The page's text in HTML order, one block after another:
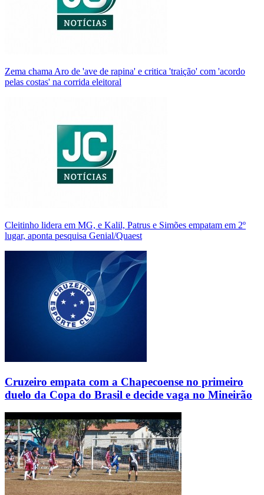
Zema chama Aro de 'ave de rapina' e critica 'traição' com 'acordo
pelas costas' na corrida eleitoral
Cleitinho lidera em MG, e Kalil, Patrus e Simões empatam em 2º
lugar, aponta pesquisa Genial/Quaest
Cruzeiro empata com a Chapecoense no primeiro
duelo da Copa do Brasil e decide vaga no Mineirão